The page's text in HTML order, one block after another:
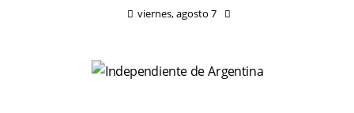
viernes, agosto 7